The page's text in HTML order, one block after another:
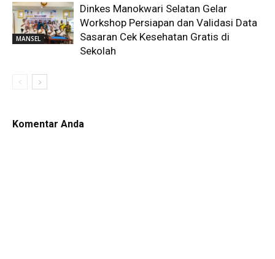
MANSEL
Dinkes Manokwari Selatan Gelar
Workshop Persiapan dan Validasi Data
Sasaran Cek Kesehatan Gratis di
Sekolah
Komentar Anda